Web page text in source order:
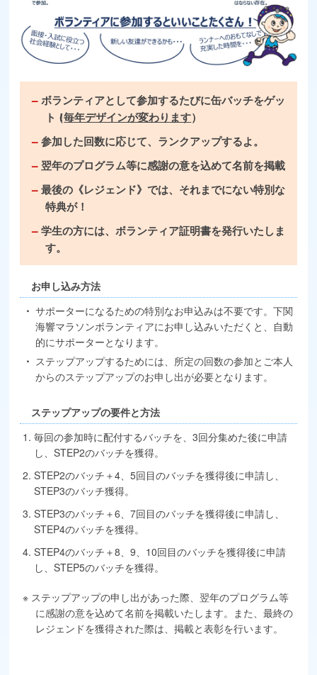
ボランティアとして参加するたびに缶バッチをゲッ
ト！
（毎年デザインが変わります）
参加した回数に応じて、ランクアップするよ。
翌年のプログラム等に感謝の意を込めて名前を掲載
最後の《レジェンド》では、それまでにない特別な
特典が！
学生の方には、ボランティア証明書を発行いたしま
す。
お申し込み方法
サポーターになるための特別なお申込みは不要です。下関
海響マラソンボランティアにお申し込みいただくと、自動
的にサポーターとなります。
ステップアップするためには、所定の回数の参加とご本人
からのステップアップのお申し出が必要となります。
ステップアップの要件と方法
毎回の参加時に配付するバッチを、3回分集めた後に申請
し、STEP2のバッチを獲得。
STEP2のバッチ＋4、5回目のバッチを獲得後に申請し、
STEP3のバッチ獲得。
STEP3のバッチ＋6、7回目のバッチを獲得後に申請し、
STEP4のバッチを獲得。
STEP4のバッチ＋8、9、10回目のバッチを獲得後に申請
し、STEP5のバッチを獲得。
ステップアップの申し出があった際、翌年のプログラム等
に感謝の意を込めて名前を掲載いたします。また、最終の
レジェンドを獲得された際は、掲載と表彰を行います。